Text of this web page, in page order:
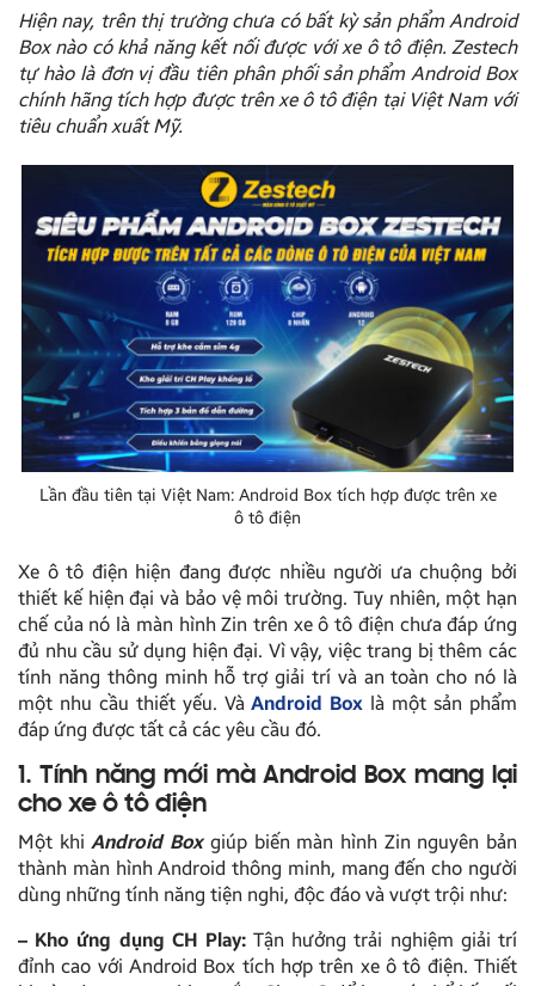
Hiện nay, trên thị trường chưa có bất kỳ sản phẩm Android
Box nào có khả năng kết nối được với xe ô tô điện. Zestech
tự hào là đơn vị đầu tiên phân phối sản phẩm Android Box
chính hãng tích hợp được trên xe ô tô điện tại Việt Nam với
tiêu chuẩn xuất Mỹ.
Lần đầu tiên tại Việt Nam: Android Box tích hợp được trên xe
ô tô điện
Xe ô tô điện hiện đang được nhiều người ưa chuộng bởi
thiết kế hiện đại và bảo vệ môi trường. Tuy nhiên, một hạn
chế của nó là màn hình Zin trên xe ô tô điện chưa đáp ứng
đủ nhu cầu sử dụng hiện đại. Vì vậy, việc trang bị thêm các
tính năng thông minh hỗ trợ giải trí và an toàn cho nó là
một nhu cầu thiết yếu. VàAndroid Box là một sản phẩm
đáp ứng được tất cả các yêu cầu đó.
1. Tính năng mới mà Android Box mang lại
cho xe ô tô điện
Một khiAndroid Boxgiúp biến màn hình Zin nguyên bản
thành màn hình Android thông minh, mang đến cho người
dùng những tính năng tiện nghi, độc đáo và vượt trội như:
– Kho ứng dụng CH Play:Tận hưởng trải nghiệm giải trí
đỉnh cao với Android Box tích hợp trên xe ô tô điện. Thiết